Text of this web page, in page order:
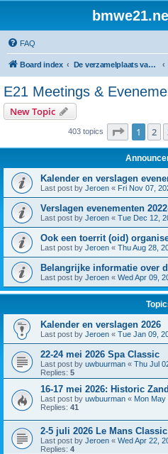
FAQ
Board index De verzamelplaats van E21 fanaten der lage landen - Dutch forum
E21 Meetings &
New Topic
403 topics Page 1of
1 2
Kalender en verslagen
Last post by Jeroen « Fri Nov 07,
Verslagen evenementen
Last post by Jeroen « Tue Dec 12,
Ook een toerrit (oid)
Last post by Jeroen « Thu Aug 28,
Belangrijke informatie over
Last post by Jeroen « Wed Apr 09,
Kalender en verslagen 2026
Last post by Jeroen « Tue Jan 09,
22-24 mei 2026 Spa Classic
Last post by uwbuurman « Thu Jul
Replies: 5
16-17 mei 2026: Historic
Last post by uwbuurman « Mon May
Replies: 41
2-5 juli 2026 Le Mans
Last post by Jeroen « Wed Apr 22,
Replies: 4